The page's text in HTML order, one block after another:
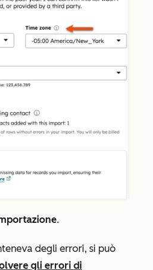
.
degli errori, si può
gli errori di